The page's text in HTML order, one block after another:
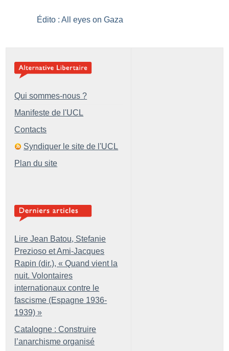
Édito : All eyes on Gaza
Qui sommes-nous ?
Manifeste de l'UCL
Contacts
Syndiquer le site de l'UCL
Plan du site
Lire Jean Batou, Stefanie
Prezioso et Ami-Jacques
Rapin (dir.), « Quand vient la
nuit. Volontaires
internationaux contre le
fascisme (Espagne 1936-
1939) »
Catalogne : Construire
l’anarchisme organisé